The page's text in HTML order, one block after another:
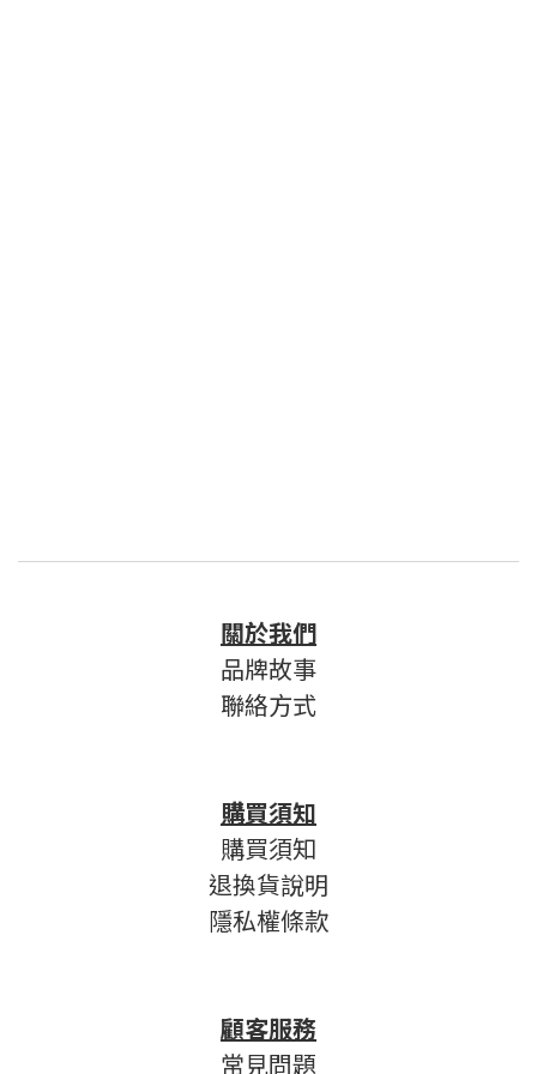
關於我們
品牌故事
聯絡方式
購買須知
購買須知
退換貨說明
隱私權條款
顧客服務
常見問題